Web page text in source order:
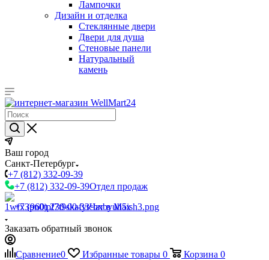
Лампочки
Дизайн и отделка
Стеклянные двери
Двери для душа
Стеновые панели
Натуральный
камень
Ваш город
Санкт-Петербург
+7 (812) 332-09-39
+7 (812) 332-09-39Отдел продаж
+7 (960) 230-00-33Чат в Max
Заказать обратный звонок
Сравнение0 Избранные товары 0 Корзина 0